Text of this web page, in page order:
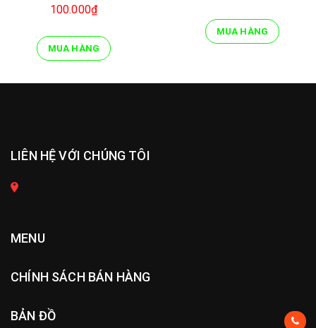
100.000₫
MUA HÀNG
MUA HÀNG
LIÊN HỆ VỚI CHÚNG TÔI
MENU
CHÍNH SÁCH BÁN HÀNG
BẢN ĐỒ